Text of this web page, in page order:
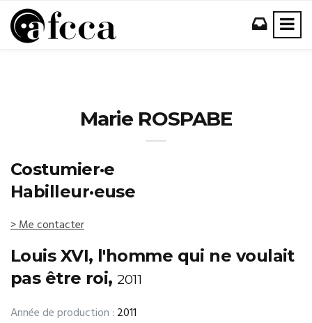
Marie ROSPABE
Costumier·e
Habilleur·euse
> Me contacter
Louis XVI, l'homme qui ne voulait
pas être roi,2011
Année de production : 2011